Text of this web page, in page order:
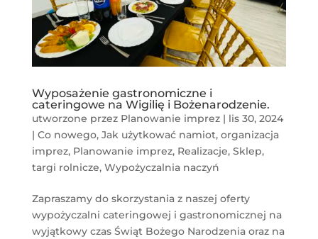
Wyposażenie gastronomiczne i
cateringowe na Wigilię i Bożenarodzenie.
utworzone przez Planowanie imprez| lis 30, 2024
| Co nowego, Jak użytkować namiot, organizacja
imprez, Planowanie imprez, Realizacje, Sklep,
targi rolnicze, Wypożyczalnia naczyń
Zapraszamy do skorzystania z naszej oferty
wypożyczalni cateringowej i gastronomicznej na
wyjątkowy czas Świąt Bożego Narodzenia oraz na